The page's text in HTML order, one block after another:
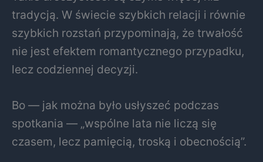
tradycją. W świecie szybkich relacji i równie
szybkich rozstań przypominają, że trwałość
nie jest efektem romantycznego przypadku,
lecz codziennej decyzji.
Bo — jak można było usłyszeć podczas
spotkania — „wspólne lata nie liczą się
czasem, lecz pamięcią, troską i obecnością”.